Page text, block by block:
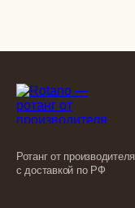
Ротанг от производителя
с доставкой по РФ